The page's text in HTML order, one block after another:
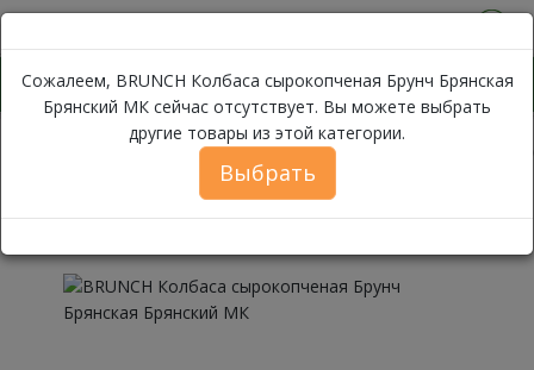
0
Мясо Колбаса Сырокопченая BRUNCH
Сожалеем, BRUNCH Колбаса сырокопченая Брунч Брянская
Брянский МК сейчас отсутствует. Вы можете выбрать
другие товары из этой категории.
Выбрать
BRUNCH Колбаса сырокопченая
Брунч Брянская Брянский МК